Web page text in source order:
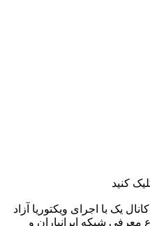
کنید
یک با اجرای ویکتوریا آزاد
شبکه ایرانیاران و